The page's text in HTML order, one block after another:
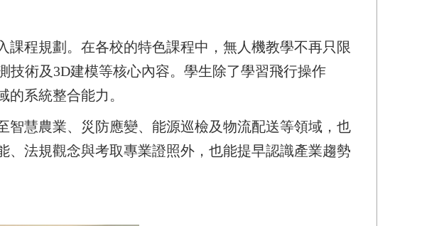
程規劃。在各校的特色課程中，無人機教學不再只限
術及3D建模等核心內容。學生除了學習飛行操作
系統整合能力。
慧農業、災防應變、能源巡檢及物流配送等領域，也
法規觀念與考取專業證照外，也能提早認識產業趨勢